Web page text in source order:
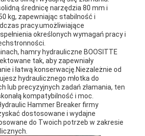
średnicę narzędzia 80 mm i
kg, zapewniając stabilność i
pracy.umożliwiające
określonych wymagań pracy i
hamry hydrauliczne BOOSITTE
tak, aby zapewniały
i łatwą konserwację.Niezależnie od
hydraulicznego młotka do
lub precyzyjnych zadań złamania, ten
kompatybilność i moc.
Hammer Breaker firmy
dostosowane i wydajne
do Twoich potrzeb w zakresie